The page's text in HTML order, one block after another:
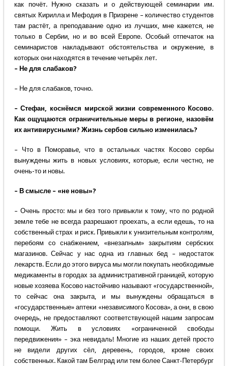
как почёт. Нужно сказать и о действующей семинарии им.
святых Кирилла и Мефодия в Призрене – количество студентов
там растёт, а преподавание одно из лучших, мне кажется, не
только в Сербии, но и во всей Европе. Особый отпечаток на
семинаристов накладывают обстоятельства и окружение, в
которых они находятся в течение четырёх лет.
– Не для слабаков?
– Не для слабаков, точно.
– Стефан, коснёмся мирской жизни современного Косово.
Как ощущаются ограничительные меры в регионе, назовём
их антивирусными? Жизнь сербов сильно изменилась?
– Что в Поморавье, что в остальных частях Косово сербы
вынуждены жить в новых условиях, которые, если честно, не
очень-то и новы.
– В смысле – «не новы»?
– Очень просто: мы и без того привыкли к тому, что по родной
земле тебе не всегда разрешают проехать, а если едешь, то на
собственный страх и риск. Привыкли к унизительным контролям,
перебоям со снабжением, «внезапным» закрытиям сербских
магазинов. Сейчас у нас одна из главных бед – недостаток
лекарств. Если до этого вируса мы могли покупать необходимые
медикаменты в городах за административной границей, которую
новые хозяева Косово настойчиво называют «государственной»,
то сейчас она закрыта, и мы вынуждены обращаться в
«государственные» аптеки «независимого Косова», а они, в свою
очередь, не предоставляют соответствующей нашим запросам
помощи. Жить в условиях «ограниченной свободы
передвижения» – эка невидаль! Многие из наших детей просто
не видели других сёл, деревень, городов, кроме своих
собственных. Какой там Белград или тем более Санкт-Петербург